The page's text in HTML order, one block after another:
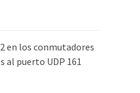
en los conmutadores
al puerto UDP 161